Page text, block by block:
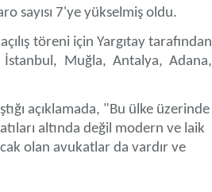
sayısı 7'ye yükselmiş oldu.
töreni için Yargıtay tarafından
Muğla, Antalya, Adana,
açıklamada, "Bu ülke üzerinde
altında değil modern ve laik
olan avukatlar da vardır ve